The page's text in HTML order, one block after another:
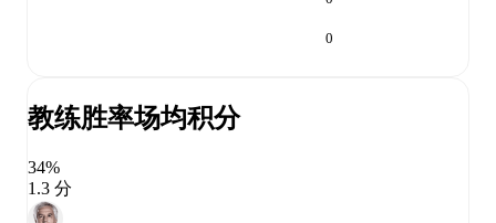
0
教练胜率场均积分
34%
1.3 分